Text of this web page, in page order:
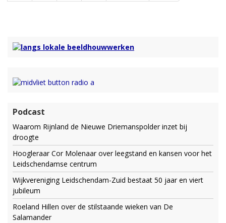
Podcast
Waarom Rijnland de Nieuwe Driemanspolder inzet bij
droogte
Hoogleraar Cor Molenaar over leegstand en kansen voor het
Leidschendamse centrum
Wijkvereniging Leidschendam-Zuid bestaat 50 jaar en viert
jubileum
Roeland Hillen over de stilstaande wieken van De
Salamander